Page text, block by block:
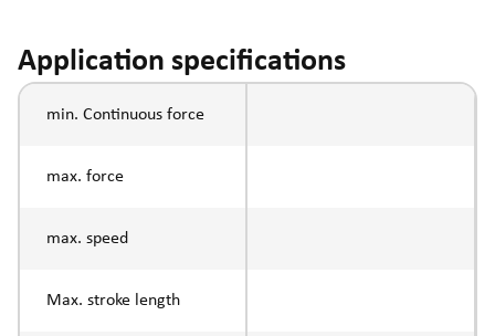
Application specifications
min. Continuous force
max. force
max. speed
Max. stroke length